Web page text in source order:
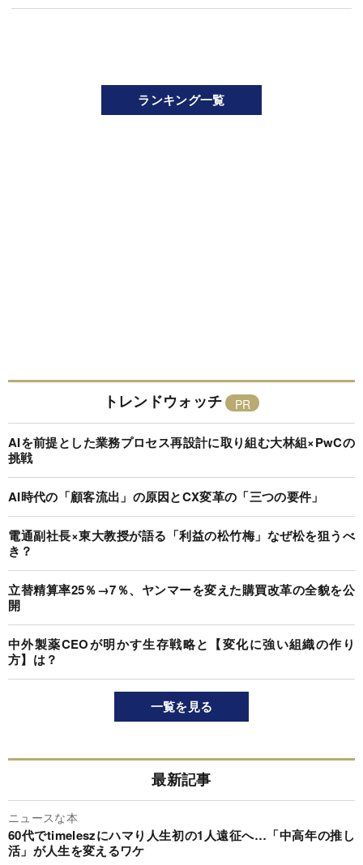
ランキング一覧
トレンドウォッチ
AIを前提とした業務プロセス再設計に取り組む大林組×PwCの
挑戦
AI時代の「顧客流出」の原因とCX変革の「三つの要件」
電通副社長×東大教授が語る「利益の松竹梅」なぜ松を狙うべ
き？
立替精算率25％→7％、ヤンマーを変えた購買改革の全貌を公
開
中外製薬CEOが明かす生存戦略と【変化に強い組織の作り
方】は？
一覧を見る
最新記事
ニュースな本
60代でtimeleszにハマり人生初の1人遠征へ…「中高年の推し
活」が人生を変えるワケ